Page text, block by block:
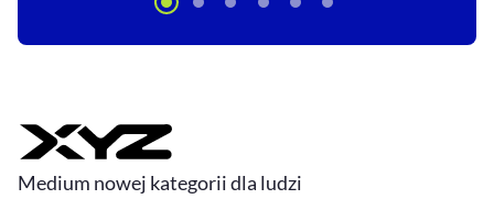
Medium nowej kategorii dla ludzi